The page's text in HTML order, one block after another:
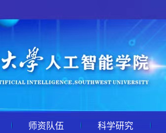
师资队伍 科学研究